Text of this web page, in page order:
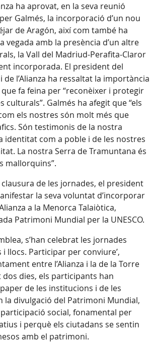
ha aprovat, en la seva reunió
Galmés, la incorporació d’un nou
de Aragón, així com també ha
amb la presència d’un altre
la Vall del Madriud-Perafita-Claror
incorporada. El president del
de l’Alianza ha ressaltat la importància
que fa feina per “reconèixer i protegir
culturals”. Galmés ha afegit que “els
els nostres són molt més que
Són testimonis de la nostra
identitat com a poble i de les nostres
La nostra Serra de Tramuntana és
mallorquins”.
de les jornades, el president
la seva voluntat d’incorporar
a la Menorca Talaiòtica,
Patrimoni Mundial per la UNESCO.
s’han celebrat les jornades
i llocs. Participar per conviure’,
entre l’Alianza i la de la Torre
dies, els participants han
de les institucions i de les
la divulgació del Patrimoni Mundial,
social, fonamental per
i perquè els ciutadans se sentin
amb el patrimoni.